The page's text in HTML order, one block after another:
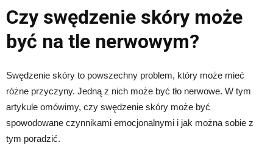
Czy swędzenie skóry może
być na tle nerwowym?
Swędzenie skóry to powszechny problem, który może mieć
różne przyczyny. Jedną z nich może być tło nerwowe. W tym
artykule omówimy, czy swędzenie skóry może być
spowodowane czynnikami emocjonalnymi i jak można sobie z
tym poradzić.